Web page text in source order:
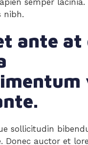
semper lacinia.
nibh.
ante at
sollicitudin
Donec auctor et